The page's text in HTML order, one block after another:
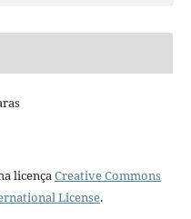
licençaCreative Commons
License.